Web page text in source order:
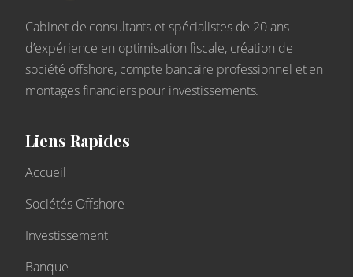
Cabinet de consultants et spécialistes de 20 ans
d’expérience en optimisation fiscale, création de
société offshore, compte bancaire professionnel et en
montages financiers pour investissements.
Liens Rapides
Accueil
Sociétés Offshore
Investissement
Banque